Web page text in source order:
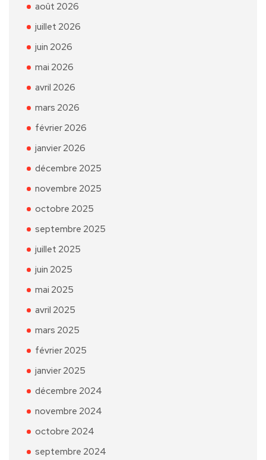
août 2026
juillet 2026
juin 2026
mai 2026
avril 2026
mars 2026
février 2026
janvier 2026
décembre 2025
novembre 2025
octobre 2025
septembre 2025
juillet 2025
juin 2025
mai 2025
avril 2025
mars 2025
février 2025
janvier 2025
décembre 2024
novembre 2024
octobre 2024
septembre 2024